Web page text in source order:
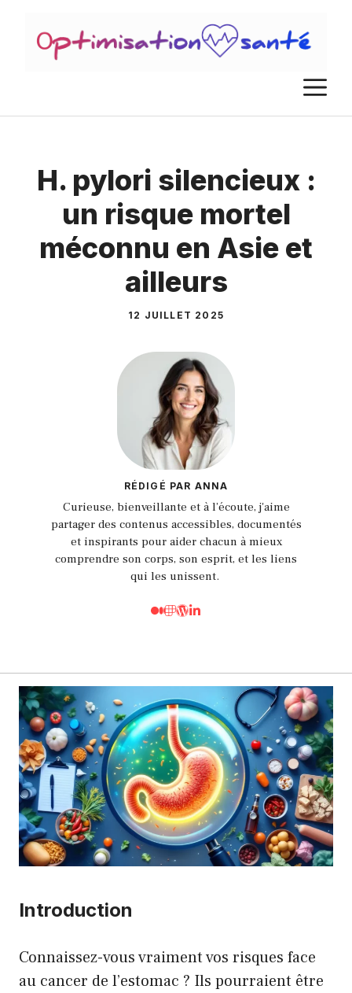
contenu
H. pylori silencieux :
un risque mortel
méconnu en Asie et
ailleurs
12 JUILLET 2025
RÉDIGÉ PAR ANNA
Curieuse, bienveillante et à l’écoute, j'aime
partager des contenus accessibles, documentés
et inspirants pour aider chacun à mieux
comprendre son corps, son esprit, et les liens
qui les unissent.
Introduction
Connaissez-vous vraiment vos risques face
au cancer de l’estomac ? Ils pourraient être